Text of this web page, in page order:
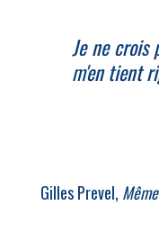
Je ne crois
m'en tient
Gilles Prevel,